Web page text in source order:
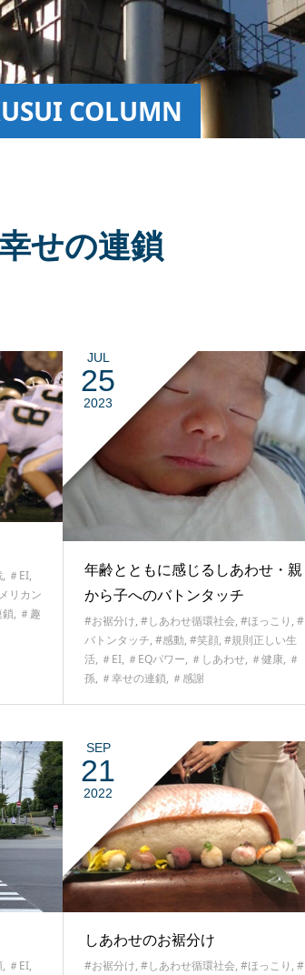
COLUMN
せの連鎖
, ＃EI,
リカン
, ＃趣
JUL
25
2023
年齢とともに感じるしあわせ・親
から子へのバトンタッチ
#お裾分け, #しあわせ循環社会, #ほっこり , #
バトンタッチ, #感動, #笑顔, #規則正しい生
活, ＃EI, ＃EQパワー, ＃しあわせ, ＃健康, ＃
孫, ＃幸せの連鎖, ＃感謝
, ＃EI,
SEP
21
2022
しあわせのお裾分け
#お裾分け, #しあわせ循環社会, #ほっこり , #